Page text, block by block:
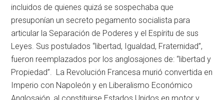
incluidos de quienes quizá se sospechaba que
presuponían un secreto pegamento socialista para
articular la Separación de Poderes y el Espíritu de sus
Leyes. Sus postulados “libertad, Igualdad, Fraternidad”,
fueron reemplazados por los anglosajones de: “libertad y
Propiedad”. La Revolución Francesa murió convertida en
Imperio con Napoleón y en Liberalismo Económico